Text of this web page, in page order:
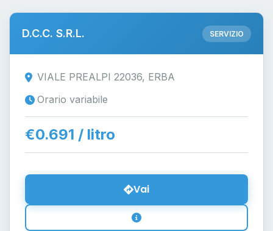
D.C.C. S.R.L. SERVIZIO
VIALE PREALPI 22036, ERBA
Orario variabile
€0.691 / litro
Vai